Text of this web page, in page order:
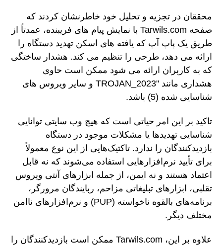
محققان در تجزیه و تحلیل خود خاطرنشان کردند که
صفحه Tarwils.com با نمایش پیام های فریبنده، عمدتاً از
طریق یک پاپ آپ که یافته های اسکن تهدید دستگاه را
ارائه می دهد، طرحی را تنظیم می کند. هشدار ساختگی
که به کاربران ارائه می شود ممکن است حاوی
هشداری مانند "TROJAN_2023 و سایر ویروس های
شناسایی شده (5) باشد.
تاکید بر این امر حیاتی است که هیچ وب سایتی توانایی
شناسایی تهدیدها یا مشکلات موجود در دستگاه
بازدیدکنندگان را ندارد. تاکتیک‌هایی از این نوع معمولاً
برای تأیید نرم‌افزارهایی استفاده می‌شوند که نه قابل
اعتماد هستند و نه ایمن، از جمله ابزارهای آنتی ویروس
تقلبی، ابزارهای تبلیغاتی مزاحم، ربایندگان مرورگر،
برنامه‌های بالقوه ناخواسته (PUP) و نرم‌افزارهای ناامن
مختلف دیگر.
علاوه بر این، Tarwils.com ممکن است بازدیدکنندگان را